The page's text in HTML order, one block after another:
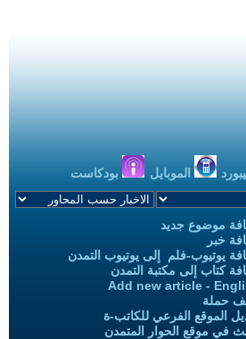
الموبايل بودكاست
موضوع جديد
خبر
يوتيوب-فلم إلى يوتيوب التمدن
كتاب إلى مكتبة التمدن
Add new article -
حملة
الموقع الفرعي للكاتب-ة
في موقع الحوار المتمدن